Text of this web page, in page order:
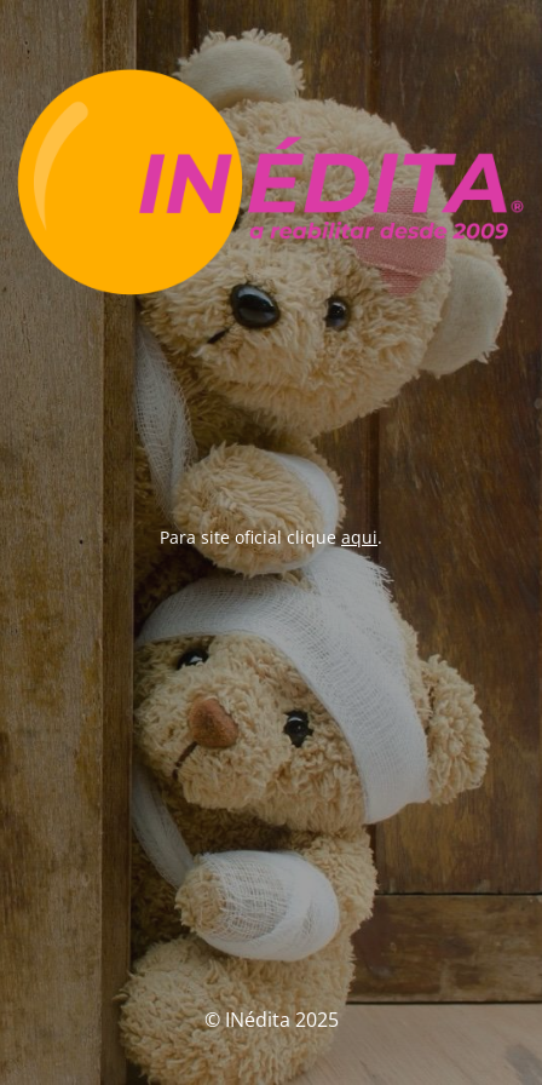
Para site oficial cliqueaqui.
© INédita 2025